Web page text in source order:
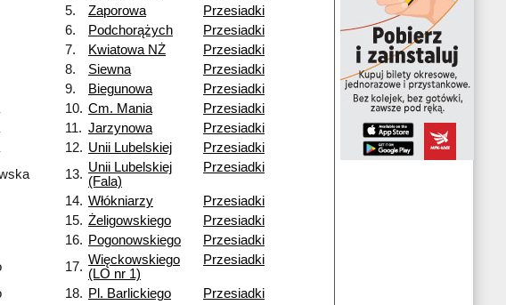
5. Zaporowa
Przesiadki
6. Podchorążych
Przesiadki
7. Kwiatowa NŻ
Przesiadki
8. Siewna
Przesiadki
9. Biegunowa
Przesiadki
10. Cm. Mania
Przesiadki
11. Jarzynowa
Przesiadki
12. Unii Lubelskiej
Przesiadki
13. Unii Lubelskiej
(Fala)
Przesiadki
14. Włókniarzy
Przesiadki
15. Żeligowskiego
Przesiadki
16. Pogonowskiego
Przesiadki
17. Więckowskiego
(LO nr 1)
Przesiadki
18. Pl. Barlickiego
Przesiadki